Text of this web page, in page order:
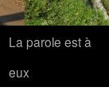
La parole est à
eux